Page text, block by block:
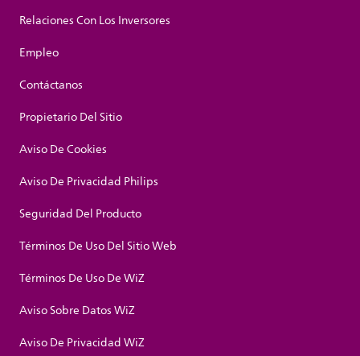
Relaciones Con Los Inversores
Empleo
Contáctanos
Propietario Del Sitio
Aviso De Cookies
Aviso De Privacidad Philips
Seguridad Del Producto
Términos De Uso Del Sitio Web
Términos De Uso De WiZ
Aviso Sobre Datos WiZ
Aviso De Privacidad WiZ